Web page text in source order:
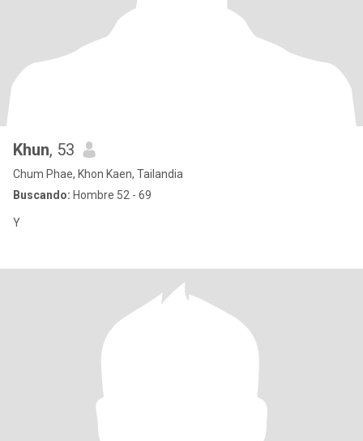
Khun, 53
Chum Phae, Khon Kaen, Tailandia
Buscando: Hombre 52 - 69
Y